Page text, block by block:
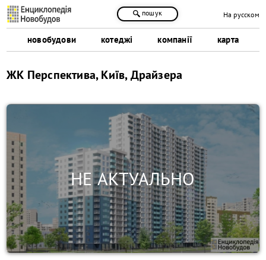
новобудови котеджі компанії карта
пошук На русском
ЖК Перспектива, Київ, Драйзера